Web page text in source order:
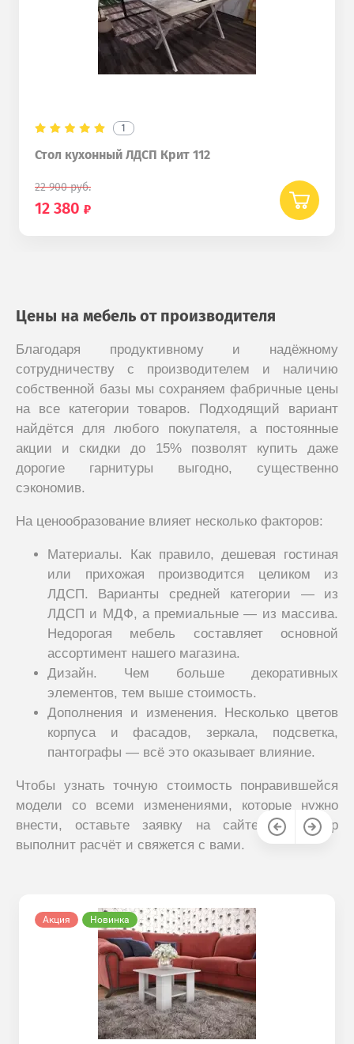
1
Стол кухонный ЛДСП Крит 112
22 900руб.
12 380
Цены на мебель от производителя
Благодаря продуктивному и надёжному
сотрудничеству с производителем и наличию
собственной базы мы сохраняем фабричные цены
на все категории товаров. Подходящий вариант
найдётся для любого покупателя, а постоянные
акции и скидки до 15% позволят купить даже
дорогие гарнитуры выгодно, существенно
сэкономив.
На ценообразование влияет несколько факторов:
Материалы. Как правило, дешевая гостиная
или прихожая производится целиком из
ЛДСП. Варианты средней категории — из
ЛДСП и МДФ, а премиальные — из массива.
Недорогая мебель составляет основной
ассортимент нашего магазина.
Дизайн. Чем больше декоративных
элементов, тем выше стоимость.
Дополнения и изменения. Несколько цветов
корпуса и фасадов, зеркала, подсветка,
пантографы — всё это оказывает влияние.
Чтобы узнать точную стоимость понравившейся
модели со всеми изменениями, которые нужно
внести, оставьте заявку на сайте. Менеджер
выполнит расчёт и свяжется с вами.
Акция Новинка